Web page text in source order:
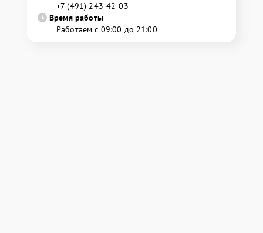
+7 (491) 243-42-03
Время работы
Работаем с 09:00 до 21:00